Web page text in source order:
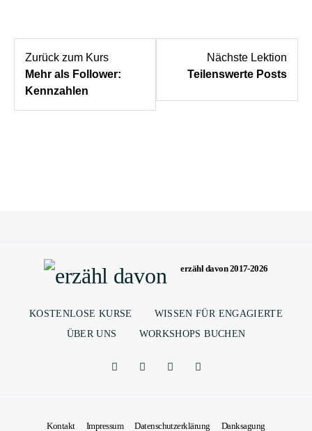
Zurück zum Kurs
Mehr als Follower:
Kennzahlen
Nächste Lektion
Teilenswerte Posts
erzähl davon 2017-2026
KOSTENLOSE KURSE
WISSEN FÜR ENGAGIERTE
ÜBER UNS
WORKSHOPS BUCHEN
Kontakt Impressum Datenschutzerklärung Danksagung